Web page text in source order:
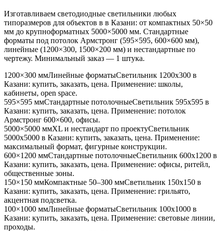
Изготавливаем светодиодные светильники любых
типоразмеров для объектов в в Казани: от компактных 50×50
мм до крупноформатных 5000×5000 мм. Стандартные
форматы под потолок Армстронг (595×595, 600×600 мм),
линейные (1200×300, 1500×200 мм) и нестандартные по
чертежу. Минимальный заказ — 1 штука.
1200×300 ммЛинейные форматыСветильник 1200x300 в
Казани: купить, заказать, цена. Применение: школы,
кабинеты, open space.
595×595 ммСтандартные потолочныеСветильник 595x595 в
Казани: купить, заказать, цена. Применение: потолок
Армстронг 600×600, офисы.
5000×5000 ммXL и нестандарт по проектуСветильник
5000x5000 в Казани: купить, заказать, цена. Применение:
максимальный формат, фигурные конструкции.
600×1200 ммСтандартные потолочныеСветильник 600x1200 в
Казани: купить, заказать, цена. Применение: офисы, ритейл,
общественные зоны.
150×150 ммКомпактные 50–300 ммСветильник 150x150 в
Казани: купить, заказать, цена. Применение: грильято,
акцентная подсветка.
100×1000 ммЛинейные форматыСветильник 100x1000 в
Казани: купить, заказать, цена. Применение: световые линии,
проходы.